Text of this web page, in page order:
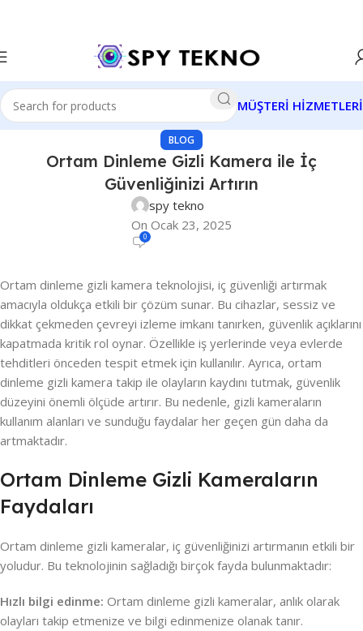
MÜŞTERİ HİZMETLERİ
BLOG
Ortam Dinleme Gizli Kamera ile İç
Güvenliğinizi Artırın
spy tekno
On Ocak 23, 2025
0
Ortam dinleme gizli kamera teknolojisi, iç güvenliği artırmak
amacıyla oldukça etkili bir çözüm sunar. Bu cihazlar, sessiz ve
dikkat çekmeden çevreyi izleme imkanı tanırken, güvenlik açıklarını
kapatmada kritik rol oynar. Özellikle iş yerlerinde veya evlerde
tehditleri önceden tespit etmek için kullanılır. Ayrıca, ortam
dinleme gizli kamera takip ile olayların kaydını tutmak, güvenlik
düzeyini önemli ölçüde artırır. Bu nedenle, gizli kameraların
kullanım alanları ve sunduğu faydalar her geçen gün daha da
artmaktadır.
Ortam Dinleme Gizli Kameraların
Faydaları
Ortam dinleme gizli kameralar, iç güvenliğinizi artırmanın etkili bir
yoludur. Bu teknolojinin sağladığı birçok fayda bulunmaktadır:
Hızlı bilgi edinme: Ortam dinleme gizli kameralar, anlık olarak
olayları takip etmenize ve bilgi edinmenize olanak tanır.